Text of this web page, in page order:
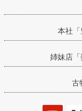
本社
姉妹店
古